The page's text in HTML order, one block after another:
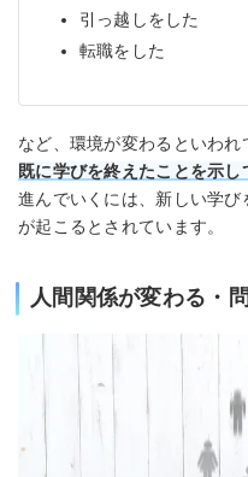
引っ越しをした
転職をした
など、環境が変わるといわ
既に学びを終えたことを示し
進んでいくには、新しい学
が起こるとされています。
人間関係が変わる・